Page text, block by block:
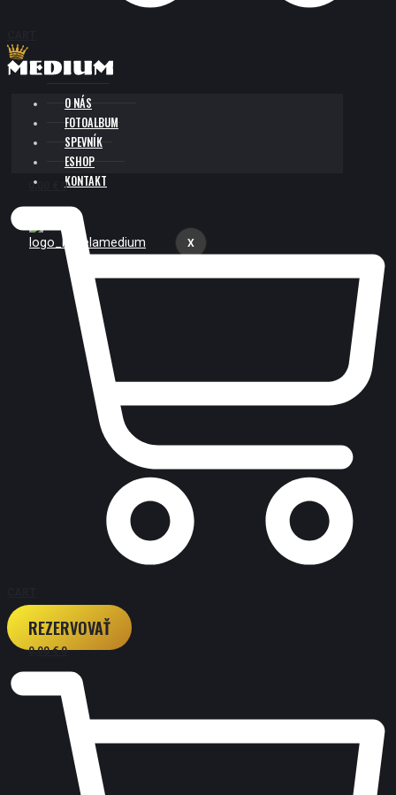
O NÁS
FOTOALBUM
SPEVNÍK
ESHOP
KONTAKT
X
0,00 0
REZERVOVAŤ
0,00€ 0